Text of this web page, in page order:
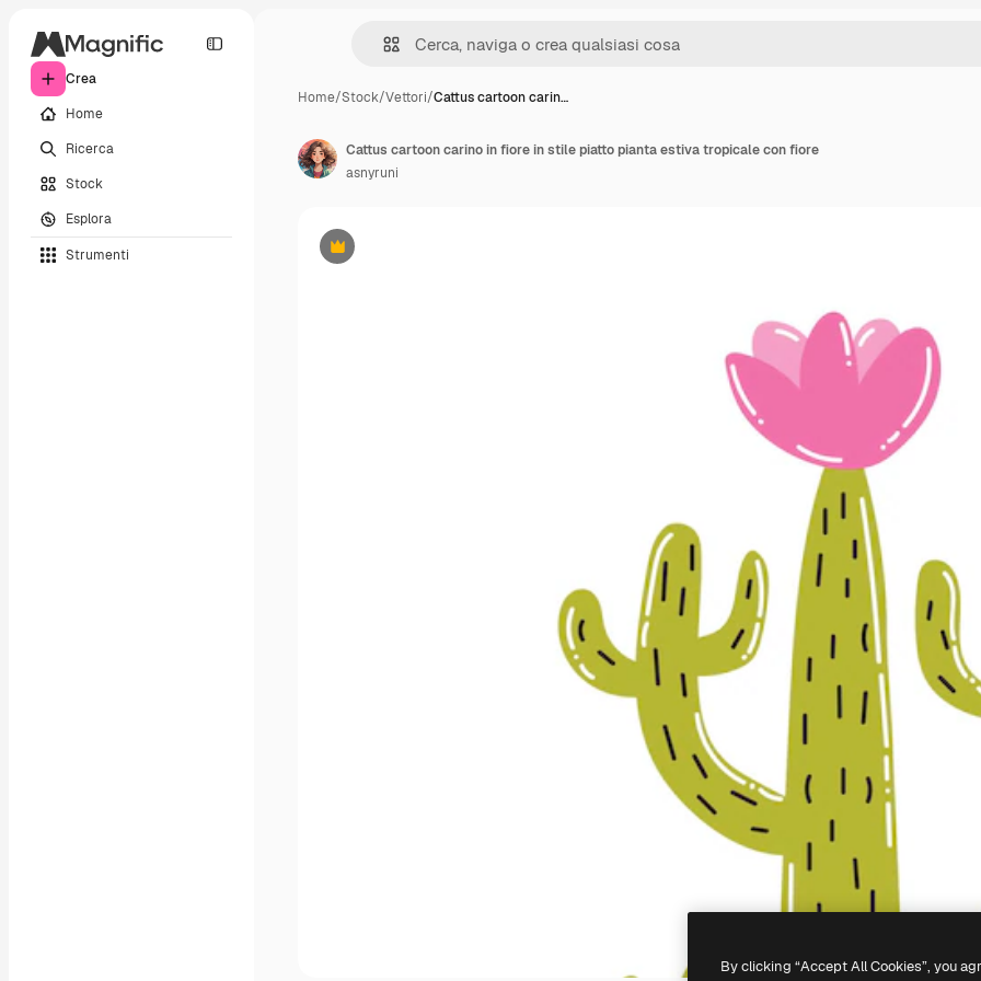
Crea
Home
Ricerca
Stock
Esplora
Strumenti
Home/Stock/Vettori/Cattus cartoon carin…
Premium
Cattus cartoon carino in fiore in stile piatto pianta estiva tropicale con fiore
asnyruni
By clicking “Accept All Cookies”, you